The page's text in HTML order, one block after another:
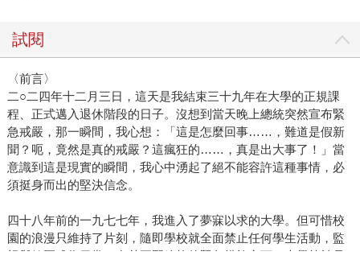
試閱
〈前言〉
二○二四年十二月三日，這天是我結束三十九年在大學的正規課
程、正式邁入退休階段的日子。沒想到當天晚上總統突然宣布緊
急戒嚴，那一瞬間，我心想：「這是怎麼回事……，難道是假新
聞？呃，竟然是真的戒嚴？這瘋狂的……，真是出大事了！」當
意識到這是現實的瞬間，我心中湧起了絕不能容許這種事情，必
須挺身而出的堅決信念。
四十八年前的一九七七年，我進入了夢寐以求的大學。但可惜校
園的浪漫只維持了片刻，隨即學校就全面禁止任何學生活動，監
視與鎮壓成為日常。在朴正熙總統的緊急措施之下，大學等於是